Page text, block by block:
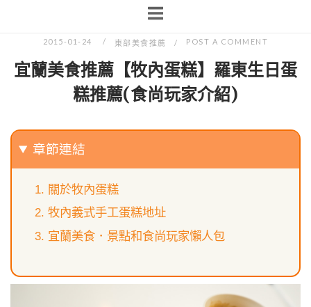
2015-01-24 東部美食推薦 POST A COMMENT
宜蘭美食推薦【牧內蛋糕】羅東生日蛋
糕推薦(食尚玩家介紹)
章節連結
關於牧內蛋糕
牧內義式手工蛋糕地址
宜蘭美食．景點和食尚玩家懶人包